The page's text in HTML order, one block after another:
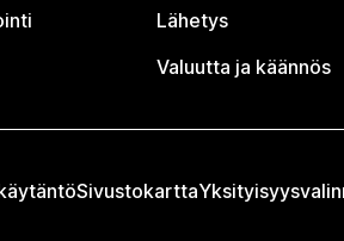
Lähetys
Valuutta ja käännös
Sivustokartta